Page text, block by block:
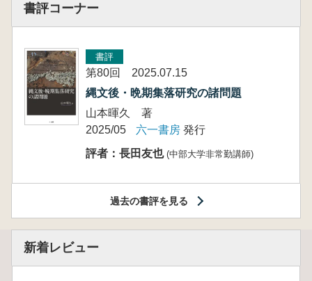
書評コーナー
書評
第80回 2025.07.15
縄文後・晩期集落研究の諸問題
山本暉久 著
2025/05
六一書房 発行
評者：長田友也 (中部大学非常勤講師)
過去の書評を見る
新着レビュー